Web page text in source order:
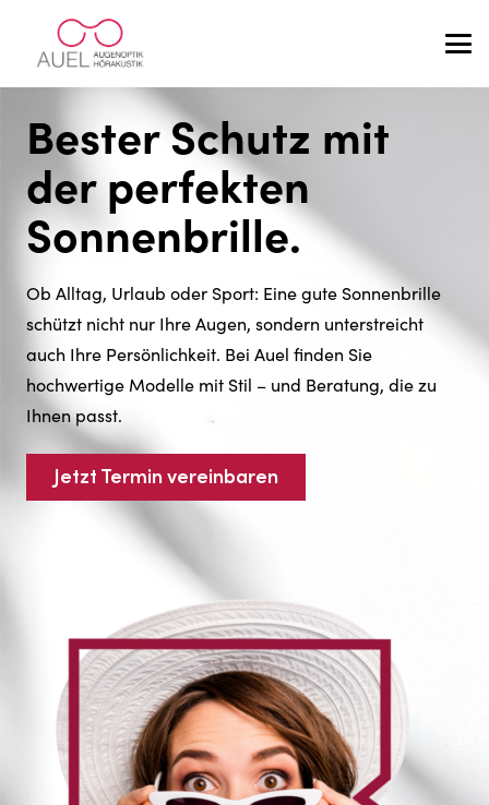
Bester Schutz mit
der perfekten
Sonnenbrille.
Ob Alltag, Urlaub oder Sport: Eine gute Sonnenbrille
schützt nicht nur Ihre Augen, sondern unterstreicht
auch Ihre Persönlichkeit. Bei Auel finden Sie
hochwertige Modelle mit Stil – und Beratung, die zu
Ihnen passt.
Jetzt Termin vereinbaren